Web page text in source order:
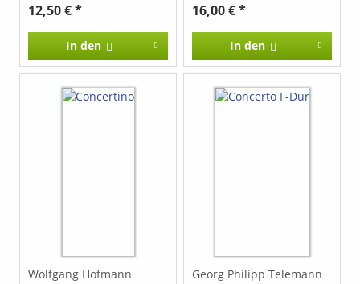
12,50 € *
In den
16,00 € *
In den
Wolfgang Hofmann Georg Philipp Telemann